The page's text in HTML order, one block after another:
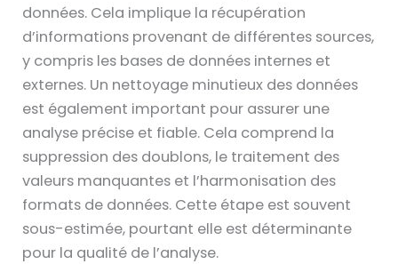
données. Cela implique la récupération
d’informations provenant de différentes sources,
y compris les bases de données internes et
externes. Un nettoyage minutieux des données
est également important pour assurer une
analyse précise et fiable. Cela comprend la
suppression des doublons, le traitement des
valeurs manquantes et l’harmonisation des
formats de données. Cette étape est souvent
sous-estimée, pourtant elle est déterminante
pour la qualité de l’analyse.